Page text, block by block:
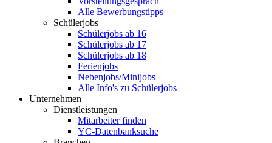
Alle Bewerbungstipps
Schülerjobs
Schülerjobs ab 16
Schülerjobs ab 17
Schülerjobs ab 18
Ferienjobs
Nebenjobs/Minijobs
Alle Info's zu Schülerjobs
Unternehmen
Dienstleistungen
Mitarbeiter finden
YC-Datenbanksuche